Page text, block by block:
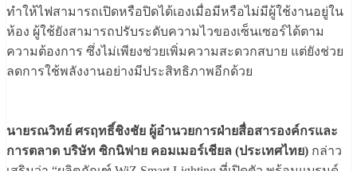
ทำให้ไฟสามารถเปิดหรือปิดได้เองเมื่อมีหรือไม่มีผู้ใช้งานอยู่ใน
ห้อง ผู้ใช้ยังสามารถปรับระดับความไวของเซ็นเซอร์ได้ตาม
ความต้องการ ซึ่งไม่เพียงช่วยเพิ่มความสะดวกสบาย แต่ยังช่วย
ลดการใช้พลังงานอย่างมีประสิทธิภาพอีกด้วย
นายรณวิทย์ ศรฤทธิ์ชิงชัย ผู้อำนวยการฝ่ายสื่อสารองค์กรและ
การตลาด บริษัท ซิกนิฟาย คอมเมอร์เชียล (ประเทศไทย) กล่าว